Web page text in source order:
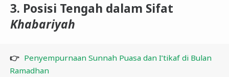
​3. Posisi Tengah dalam Sifat
Khabariyah
👉 Penyempurnaan Sunnah Puasa dan I’tikaf di Bulan
Ramadhan